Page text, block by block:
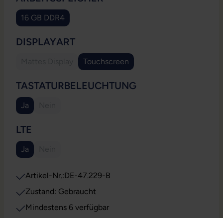
16 GB DDR4
DISPLAYARTAUSWÄHLEN
(Diese Option ist zurzeit nicht verfügbar.)
Touchscreen
TASTATURBELEUCHTUNG
Ja
LTE
Ja
Artikel-Nr.:DE-47.229-B
Zustand: Gebraucht
Mindestens 6 verfügbar